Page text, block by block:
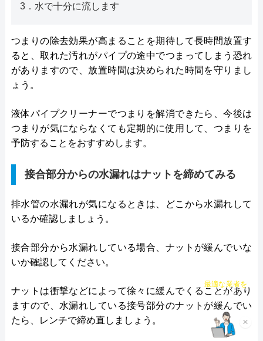
3．水で十分に流します
つまりの除去効果が高まることを期待して長時間放置す
ると、取れた汚れがパイプの途中でつまってしまう恐れ
がありますので、放置時間は決められた時間を守りまし
ょう。
液体パイプクリーナーでつまりを解消できたら、今後は
つまりが気にならなくても定期的に使用して、つまりを
予防することをおすすめします。
接合部分からの水漏れはナットを締めてみる
排水管の水漏れが気になるときは、どこから水漏れして
いるか確認しましょう。
接合部分から水漏れしている場合、ナットが緩んでいな
いか確認してください。
ナットは衝撃などによって徐々に緩んでくることがあり
ますので、水漏れしている接号部分のナットが緩んでい
たら、レンチで締め直しましょう。
ご提案